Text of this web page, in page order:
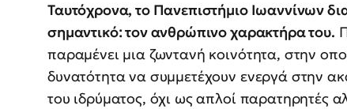
Ταυτόχρονα, το Πανεπιστήμιο Ιωαννίνων
σημαντικό: τον ανθρώπινο χαρακτήρα του.
παραμένει μια ζωντανή κοινότητα, στην
δυνατότητα να συμμετέχουν ενεργά στην
του ιδρύματος, όχι ως απλοί παρατηρητές